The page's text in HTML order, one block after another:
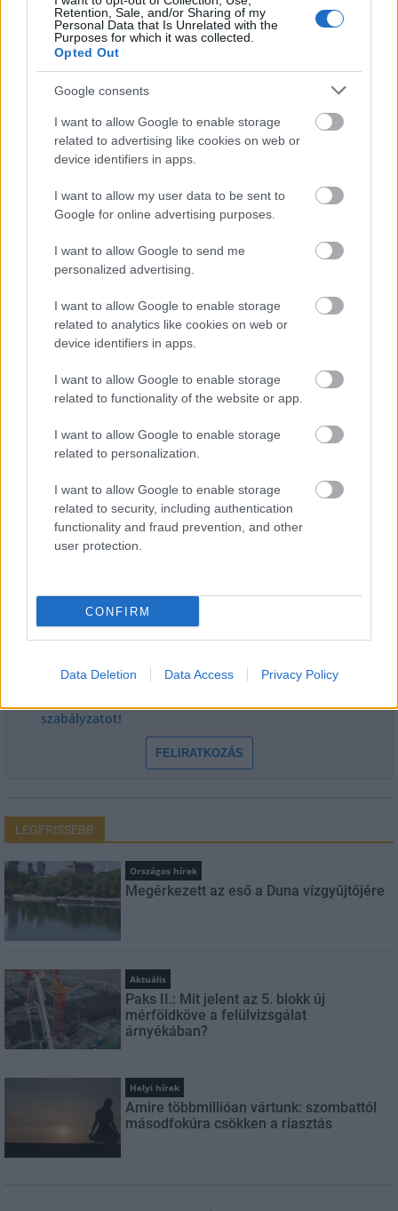
Retention, Sale, and/or Sharing of my
Personal Data that Is Unrelated with the
Purposes for which it was collected.
Opted Out
Google consents
I want to allow Google to enable storage
related to advertising like cookies on web or
device identifiers in apps.
I want to allow my user data to be sent to
Google for online advertising purposes.
I want to allow Google to send me
personalized advertising.
I want to allow Google to enable storage
related to analytics like cookies on web or
device identifiers in apps.
I want to allow Google to enable storage
related to functionality of the website or app.
I want to allow Google to enable storage
related to personalization.
I want to allow Google to enable storage
related to security, including authentication
functionality and fraud prevention, and other
user protection.
CONFIRM
Data Deletion Data Access Privacy Policy
vizének hőmérséklete a hétvégére
Ezzel a beruházással a Székesfehérvár-Balaton vasúti
szakasz is szintet lép
HÍRLEVÉL
E-mail cím
szabályzatot!
FELIRATKOZÁS
LEGFRISSEBB
Országos hírek
Megérkezett az eső a Duna vízgyűjtőjére
Aktuális
Paks II.: Mit jelent az 5. blokk új
mérföldköve a felülvizsgálat
árnyékában?
Helyi hírek
Amire többmillióan vártunk: szombattól
másodfokúra csökken a riasztás